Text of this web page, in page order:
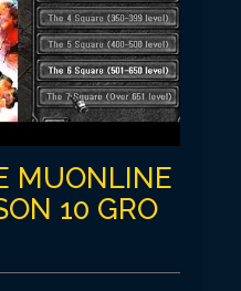
MUONLINE
10 GRO